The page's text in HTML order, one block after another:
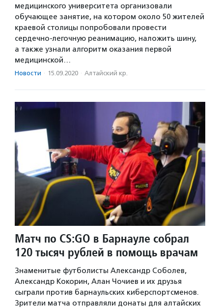
медицинского университета организовали
обучающее занятие, на котором около 50 жителей
краевой столицы попробовали провести
сердечно-легочную реанимацию, наложить шину,
а также узнали алгоритм оказания первой
медицинской…
Новости · 15.09.2020 · Алтайский кр.
Матч по CS:GO в Барнауле собрал
120 тысяч рублей в помощь врачам
Знаменитые футболисты Александр Соболев,
Александр Кокорин, Алан Чочиев и их друзья
сыграли против барнаульских киберспортсменов.
Зрители матча отправляли донаты для алтайских